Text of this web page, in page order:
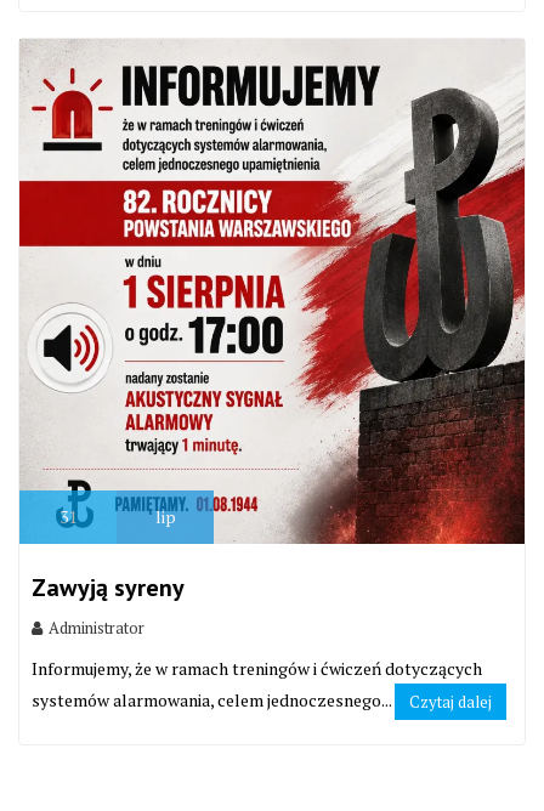
31 lip
Zawyją syreny
Administrator
Informujemy, że w ramach treningów i ćwiczeń dotyczących
systemów alarmowania, celem jednoczesnego...
Czytaj dalej